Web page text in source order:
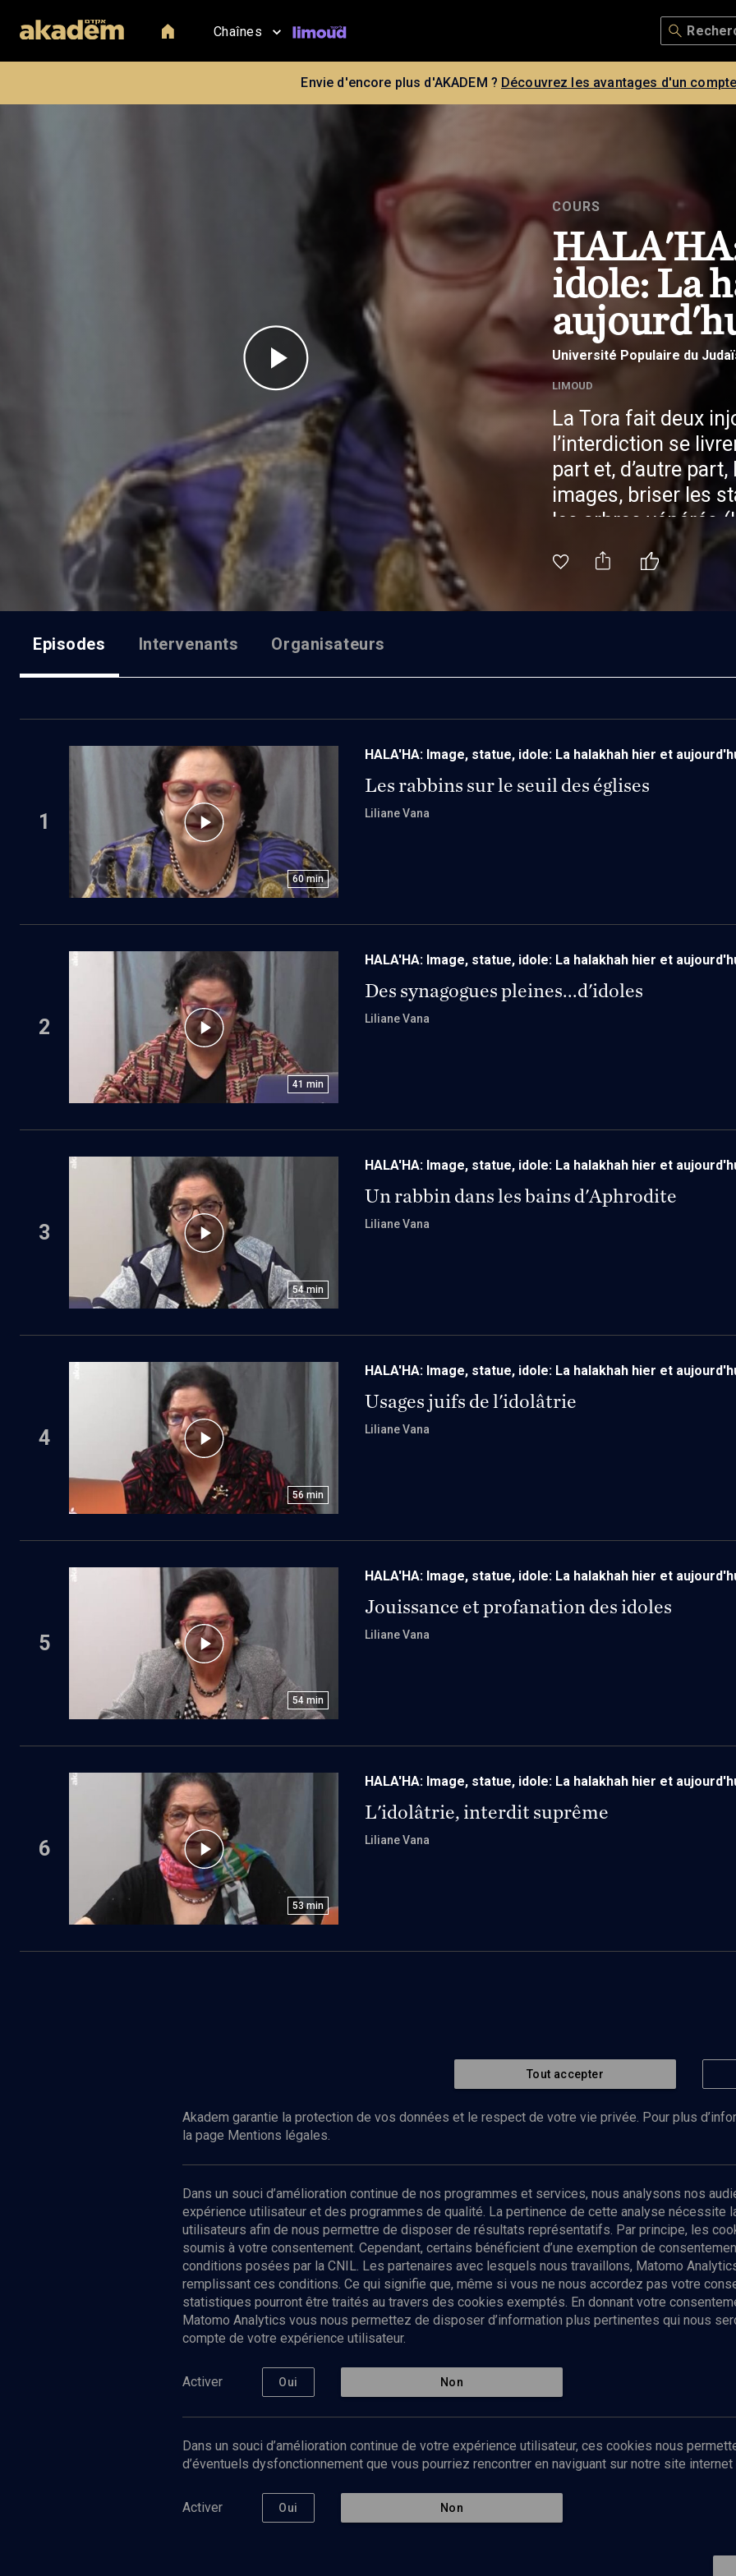
Chaînes
Envie d'encore plus d'AKADEM ? Découvrez les avantages d'un
COURS
idole: La
Université Populaire du
LIMOUD
La Tora fait deux
l’interdiction se
part et, d’autre
images, briser les
les arbres vénérés
d’éradiquer
de culte et de les
de la Michna, les
peut
accompli par un
talmudique fait état
de statues par de
Comment
détention des
des grands maîtres
les grands maîtres
indépendamment
Episodes Intervenants Organisateurs
1
60 min
HALA'HA: Image, statue, idole: La halakhah hier et
Les rabbins sur le seuil des églises
Liliane Vana
2
41 min
HALA'HA: Image, statue, idole: La halakhah hier et
Des synagogues pleines...d'idoles
Liliane Vana
3
54 min
HALA'HA: Image, statue, idole: La halakhah hier et
Un rabbin dans les bains d'Aphrodite
Liliane Vana
4
56 min
HALA'HA: Image, statue, idole: La halakhah hier et
Usages juifs de l'idolâtrie
Liliane Vana
5
54 min
HALA'HA: Image, statue, idole: La halakhah hier et
Jouissance et profanation des idoles
Liliane Vana
6
53 min
HALA'HA: Image, statue, idole: La halakhah hier et
L'idolâtrie, interdit suprême
Liliane Vana
Abonnez-vous à notre newsletter
Envoyer
Nos Chaines
Culture
Limoud
Université
Podcast
Politique de protection des
personnelles
Mentions légales
Contact
Tout accepter
Akadem garantie la protection de vos données et le respect de votre vie privée. Pour plus
la page Mentions légales.
Dans un souci d’amélioration continue de nos programmes et services, nous analysons nos
expérience utilisateur et des programmes de qualité. La pertinence de cette analyse nécessite
utilisateurs afin de nous permettre de disposer de résultats représentatifs. Par principe, les
soumis à votre consentement. Cependant, certains bénéficient d’une exemption de
conditions posées par la CNIL. Les partenaires avec lesquels nous travaillons, Matomo
remplissant ces conditions. Ce qui signifie que, même si vous ne nous accordez pas votre
statistiques pourront être traités au travers des cookies exemptés. En donnant votre
Matomo Analytics vous nous permettez de disposer d’information plus pertinentes qui nous
compte de votre expérience utilisateur.
Activer Oui Non
Dans un souci d’amélioration continue de votre expérience utilisateur, ces cookies nous
d’éventuels dysfonctionnement que vous pourriez rencontrer en naviguant sur notre site internet
Activer Oui Non